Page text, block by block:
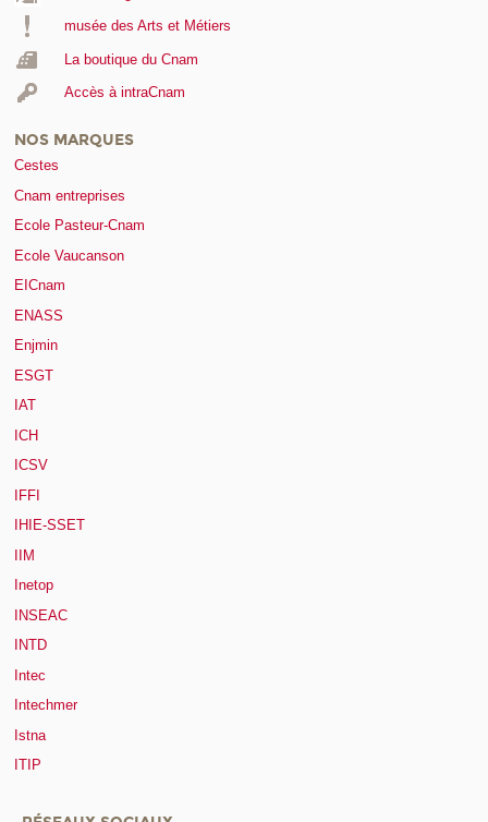
musée des Arts et Métiers
La boutique du Cnam
Accès à intraCnam
NOS MARQUES
Cestes
Cnam entreprises
Ecole Pasteur-Cnam
Ecole Vaucanson
EICnam
ENASS
Enjmin
ESGT
IAT
ICH
ICSV
IFFI
IHIE-SSET
IIM
Inetop
INSEAC
INTD
Intec
Intechmer
Istna
ITIP